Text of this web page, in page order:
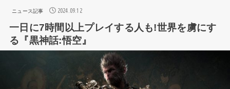
ニュース記事 2024.09.12
一日に7時間以上プレイする人も!世界を虜にす
る『黒神話:悟空』